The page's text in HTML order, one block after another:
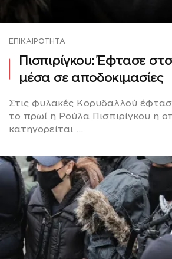
ΕΠΙΚΑΙΡΌΤΗΤΑ
Πισπιρίγκου: Έφτασε
μέσα σε αποδοκιμασίες
Στις φυλακές Κορυδαλλού
το πρωί η Ρούλα Πισπιρίγκου η
κατηγορείται ...